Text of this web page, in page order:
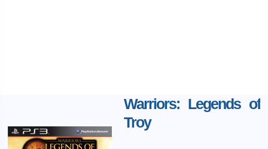
Warriors: Legends of
Troy